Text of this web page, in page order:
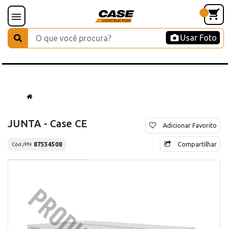
Usar Foto
JUNTA - Case CE
Cód./PN 87554508
Adicionar Favorito
Compartilhar